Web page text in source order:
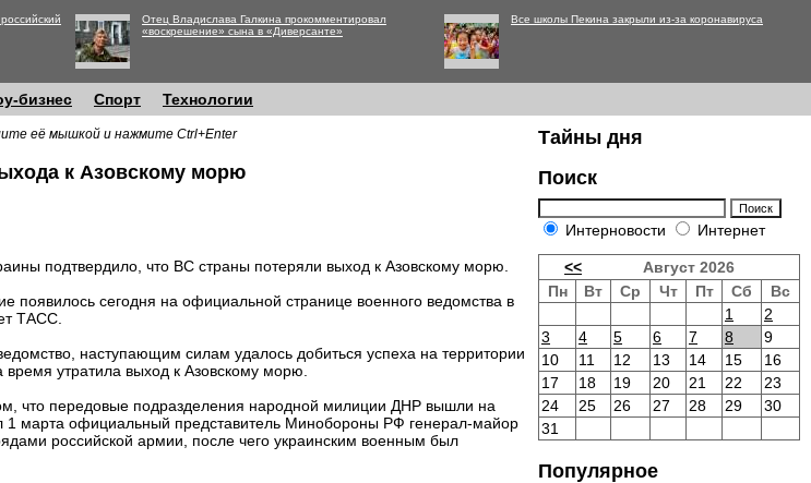
Отец Владислава Галкина прокомментировал
«воскрешение» сына в «Диверсанте»
Все школы Пекина закрыли из-за коронавируса
бизнес Спорт Технологии
её мышкой и нажмите Ctrl+Enter
к Азовскому морю
подтвердило, что ВС страны потеряли выход к Азовскому морю.
появилось сегодня на официальной странице военного ведомства в
ТАСС.
наступающим силам удалось добиться успеха на территории
время утратила выход к Азовскому морю.
что передовые подразделения народной милиции ДНР вышли на
1 марта официальный представитель Минобороны РФ генерал-майор
российской армии, после чего украинским военным был
Тайны дня
Поиск
Интерновости Интернет
<<
Август 2026
Пн
Вт Ср Чт Пт Сб
Вс
1
2
3
4 5 6 7 8
9
10
11 12 13 14 15
16
17
18 19 20 21 22
23
24
25 26 27 28 29
30
31
Популярное